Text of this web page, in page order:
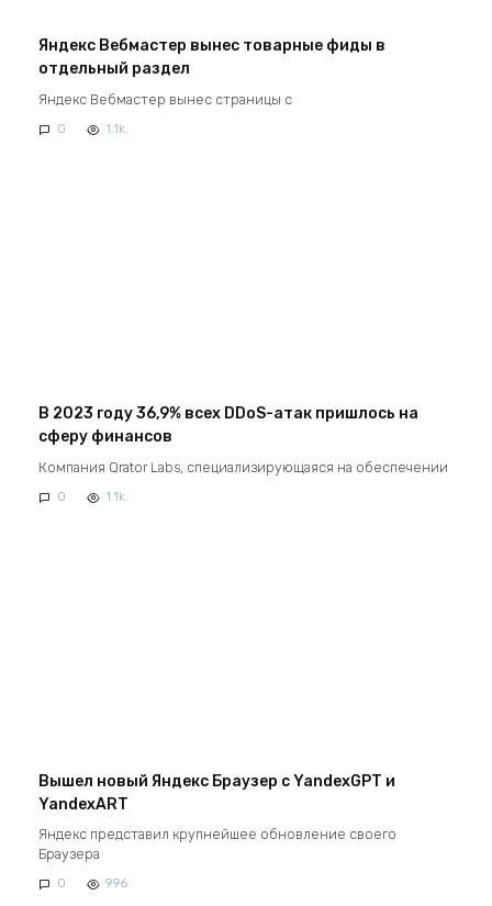
Яндекс Вебмастер вынес товарные фиды в
отдельный раздел
Яндекс Вебмастер вынес страницы с
0 1.1k.
В 2023 году 36,9% всех DDoS-атак пришлось на
сферу финансов
Компания Qrator Labs, специализирующаяся на обеспечении
0 1.1k.
Вышел новый Яндекс Браузер с YandexGPT и
YandexART
Яндекс представил крупнейшее обновление своего
Браузера
0 996